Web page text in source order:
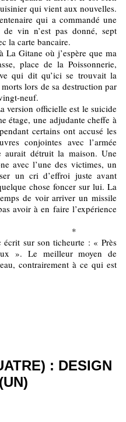
qui vient aux nouvelles.
qui a commandé une
vin n’est pas donné, sept
la carte bancaire.
La Gitane où j’espère que ma
place de la Poissonnerie,
qui dit qu’ici se trouvait la
lors de sa destruction par
neuf.
version officielle est le suicide
étage, une adjudante cheffe à
certains ont accusé les
conjointes avec l’armée
aurait détruit la maison. Une
avec l’une des victimes, un
un cri d’effroi juste avant
chose foncer sur lui. La
de voir arriver un missile
avoir à en faire l’expérience
sur son ticheurte : « Près
». Le meilleur moyen de
contrairement à ce qui est
: DESIGN